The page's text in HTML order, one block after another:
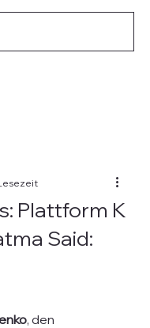
Plattform K
Said:
, den